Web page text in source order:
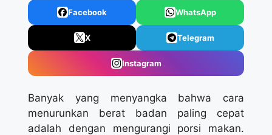
Facebook WhatsApp
X Telegram
Instagram
Banyak yang menyangka bahwa cara
menurunkan berat badan paling cepat
adalah dengan mengurangi porsi makan.